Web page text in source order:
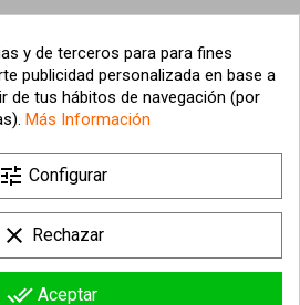

y de terceros para para fines
publicidad personalizada en base a
de tus hábitos de navegación (por
Más Información
tune Configurar
clear Rechazar
done_all Aceptar